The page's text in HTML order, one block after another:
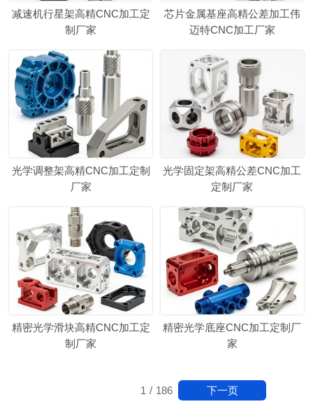
减速机行星架高精CNC加工定
制厂家
芯片金属基座高精公差加工伟
迈特CNC加工厂家
光学调整架高精CNC加工定制
厂家
光学固定架高精公差CNC加工
定制厂家
精密光学滑块高精CNC加工定
制厂家
精密光学底座CNC加工定制厂
家
1 / 186 下一页